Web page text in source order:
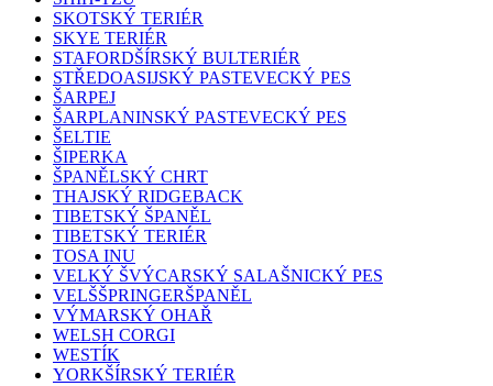
SKOTSKÝ TERIÉR
SKYE TERIÉR
STAFORDŠÍRSKÝ BULTERIÉR
STŘEDOASIJSKÝ PASTEVECKÝ PES
ŠARPEJ
ŠARPLANINSKÝ PASTEVECKÝ PES
ŠELTIE
ŠIPERKA
ŠPANĚLSKÝ CHRT
THAJSKÝ RIDGEBACK
TIBETSKÝ ŠPANĚL
TIBETSKÝ TERIÉR
TOSA INU
VELKÝ ŠVÝCARSKÝ SALAŠNICKÝ PES
VELŠŠPRINGERŠPANĚL
VÝMARSKÝ OHAŘ
WELSH CORGI
WESTÍK
YORKŠÍRSKÝ TERIÉR